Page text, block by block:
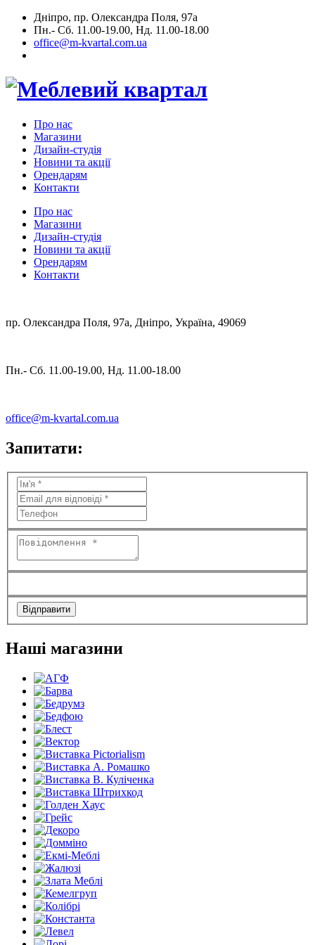
Дніпро, пр. Олександра Поля, 97а
Пн.- Сб. 11.00-19.00, Нд. 11.00-18.00
office@m-kvartal.com.ua
Про нас
Магазини
Дизайн-студія
Новини та акції
Орендарям
Контакти
Про нас
Магазини
Дизайн-студія
Новини та акції
Орендарям
Контакти
пр. Олександра Поля, 97а, Дніпро, Україна, 49069
Пн.- Сб. 11.00-19.00, Нд. 11.00-18.00
office@m-kvartal.com.ua
Запитати:
Наші магазини